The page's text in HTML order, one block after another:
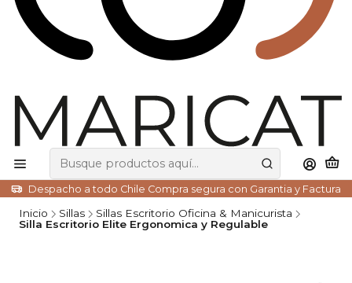
Despacho a todo Chile Compra segura con Garantia y Factura
Inicio Sillas
Sillas Escritorio Oficina & Manicurista
Silla Escritorio Elite Ergonomica y Regulable